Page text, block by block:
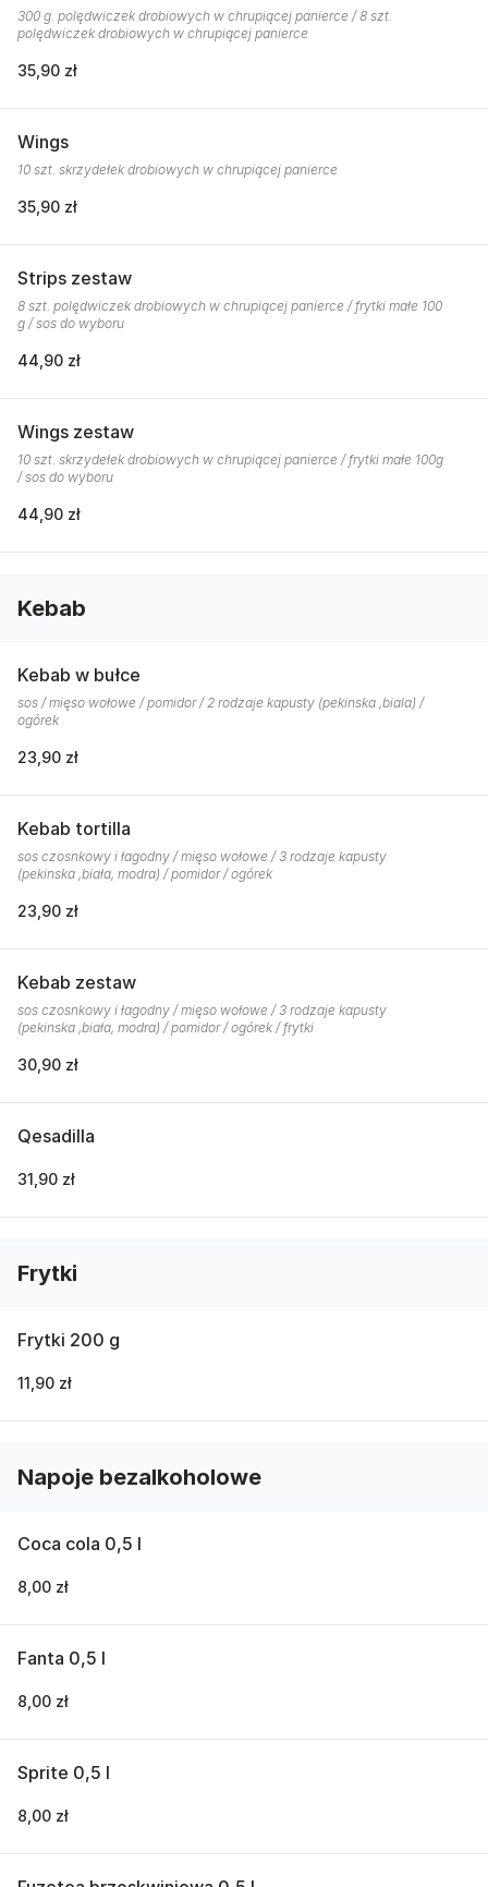
300 g. polędwiczek drobiowych w chrupiącej panierce / 8 szt.
polędwiczek drobiowych w chrupiącej panierce
35,90 zł
Wings
10 szt. skrzydełek drobiowych w chrupiącej panierce
35,90 zł
Strips zestaw
8 szt. polędwiczek drobiowych w chrupiącej panierce / frytki małe 100
g / sos do wyboru
44,90 zł
Wings zestaw
10 szt. skrzydełek drobiowych w chrupiącej panierce / frytki małe 100g
/ sos do wyboru
44,90 zł
Kebab
Kebab w bułce
sos / mięso wołowe / pomidor / 2 rodzaje kapusty (pekinska ,biala) /
ogórek
23,90 zł
Kebab tortilla
sos czosnkowy i łagodny / mięso wołowe / 3 rodzaje kapusty
(pekinska ,biała, modra) / pomidor / ogórek
23,90 zł
Kebab zestaw
sos czosnkowy i łagodny / mięso wołowe / 3 rodzaje kapusty
(pekinska ,biała, modra) / pomidor / ogórek / frytki
30,90 zł
Qesadilla
31,90 zł
Frytki
Frytki 200 g
11,90 zł
Napoje bezalkoholowe
Coca cola 0,5 l
8,00 zł
Fanta 0,5 l
8,00 zł
Sprite 0,5 l
8,00 zł